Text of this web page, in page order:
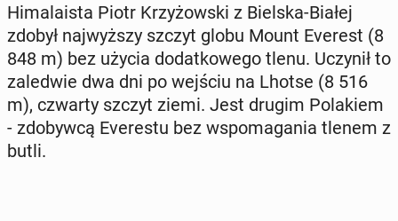
Hi­ma­la­ista Piotr Krzy­żow­ski z Bielska-Białej
zdobył naj­wyż­szy szczyt globu Mount Everest (8
848 m) bez użycia do­dat­ko­we­go tlenu. Uczynił to
za­le­d­wie dwa dni po wejściu na Lhotse (8 516
m), czwarty szczyt ziemi. Jest drugim Po­la­kiem
- zdo­byw­cą Eve­re­stu bez wspo­ma­ga­nia tlenem z
butli.